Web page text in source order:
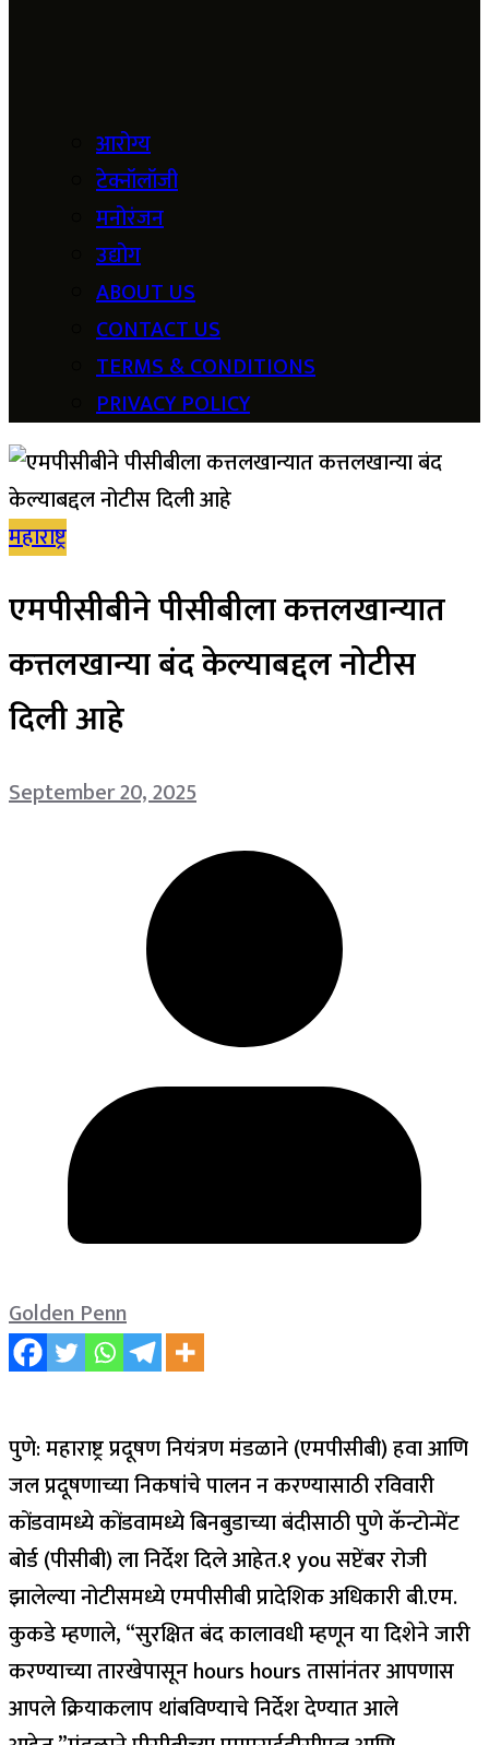
आरोग्य
टेक्नॉलॉजी
मनोरंजन
उद्योग
ABOUT US
CONTACT US
TERMS & CONDITIONS
PRIVACY POLICY
महाराष्ट्र
एमपीसीबीने पीसीबीला कत्तलखान्यात
कत्तलखान्या बंद केल्याबद्दल नोटीस
दिली आहे
September 20, 2025
Golden Penn
पुणे: महाराष्ट्र प्रदूषण नियंत्रण मंडळाने (एमपीसीबी) हवा आणि
जल प्रदूषणाच्या निकषांचे पालन न करण्यासाठी रविवारी
कोंडवामध्ये कोंडवामध्ये बिनबुडाच्या बंदीसाठी पुणे कॅन्टोन्मेंट
बोर्ड (पीसीबी) ला निर्देश दिले आहेत.१ you सप्टेंबर रोजी
झालेल्या नोटीसमध्ये एमपीसीबी प्रादेशिक अधिकारी बी.एम.
कुकडे म्हणाले, “सुरक्षित बंद कालावधी म्हणून या दिशेने जारी
करण्याच्या तारखेपासून hours hours तासांनंतर आपणास
आपले क्रियाकलाप थांबविण्याचे निर्देश देण्यात आले